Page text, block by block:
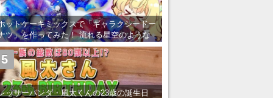
ットケーキミックスで「ギャラクシードー
ツ」を作ってみた！ 流れる星空のような
ンチン・レシピを紹介
ッサーパンダ・風太くんの23歳の誕生日
5